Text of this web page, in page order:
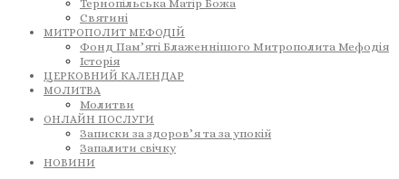
Тернопільська Матір Божа
Святині
МИТРОПОЛИТ МЕФОДІЙ
Фонд Пам’яті Блаженнішого Митрополита Мефодія
Історія
ЦЕРКОВНИЙ КАЛЕНДАР
МОЛИТВА
Молитви
ОНЛАЙН ПОСЛУГИ
Записки за здоров’я та за упокій
Запалити свічку
НОВИНИ